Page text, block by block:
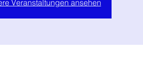
Veranstaltungen ansehen